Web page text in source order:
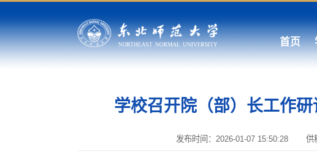
首页
学校召开院（部）长工作
发布时间：2026-01-07 15:50:28 供